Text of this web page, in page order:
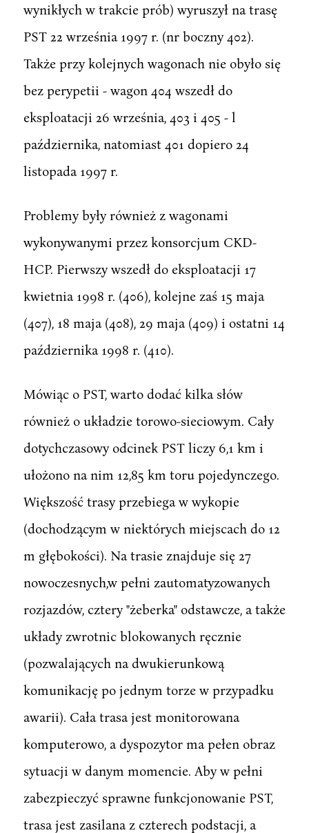
wynikłych w trakcie prób) wyruszył na trasę
PST 22 września 1997 r. (nr boczny 402).
Także przy kolejnych wagonach nie obyło się
bez perypetii - wagon 404 wszedł do
eksploatacji 26 września, 403 i 405 - l
października, natomiast 401 dopiero 24
listopada 1997 r.
Problemy były również z wagonami
wykonywanymi przez konsorcjum CKD-
HCP. Pierwszy wszedł do eksploatacji 17
kwietnia 1998 r. (406), kolejne zaś 15 maja
(407), 18 maja (408), 29 maja (409) i ostatni 14
października 1998 r. (410).
Mówiąc o PST, warto dodać kilka słów
również o układzie torowo-sieciowym. Cały
dotychczasowy odcinek PST liczy 6,1 km i
ułożono na nim 12,85 km toru pojedynczego.
Większość trasy przebiega w wykopie
(dochodzącym w niektórych miejscach do 12
m głębokości). Na trasie znajduje się 27
nowoczesnych,w pełni zautomatyzowanych
rozjazdów, cztery "żeberka" odstawcze, a także
układy zwrotnic blokowanych ręcznie
(pozwalających na dwukierunkową
komunikację po jednym torze w przypadku
awarii). Cała trasa jest monitorowana
komputerowo, a dyspozytor ma pełen obraz
sytuacji w danym momencie. Aby w pełni
zabezpieczyć sprawne funkcjonowanie PST,
trasa jest zasilana z czterech podstacji, a